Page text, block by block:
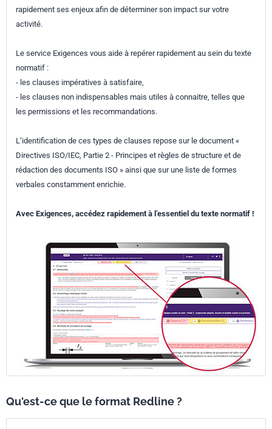
rapidement ses enjeux afin de déterminer son impact sur votre
activité.
Le service Exigences vous aide à repérer rapidement au sein du texte
normatif :
- les clauses impératives à satisfaire,
- les clauses non indispensables mais utiles à connaitre, telles que
les permissions et les recommandations.
L’identification de ces types de clauses repose sur le document «
Directives ISO/IEC, Partie 2 - Principes et règles de structure et de
rédaction des documents ISO » ainsi que sur une liste de formes
verbales constamment enrichie.
Avec Exigences, accédez rapidement à l’essentiel du texte normatif !
Qu'est-ce que le format Redline ?